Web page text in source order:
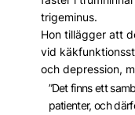
trigeminus.
Hon tillägger att
vid
och depression,
”Det finns ett
patienter, och